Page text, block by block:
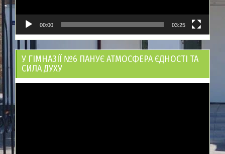
00:00 03:25
У ГІМНАЗІЇ №6 ПАНУЄ АТМОСФЕРА ЄДНОСТІ ТА
СИЛА ДУХУ